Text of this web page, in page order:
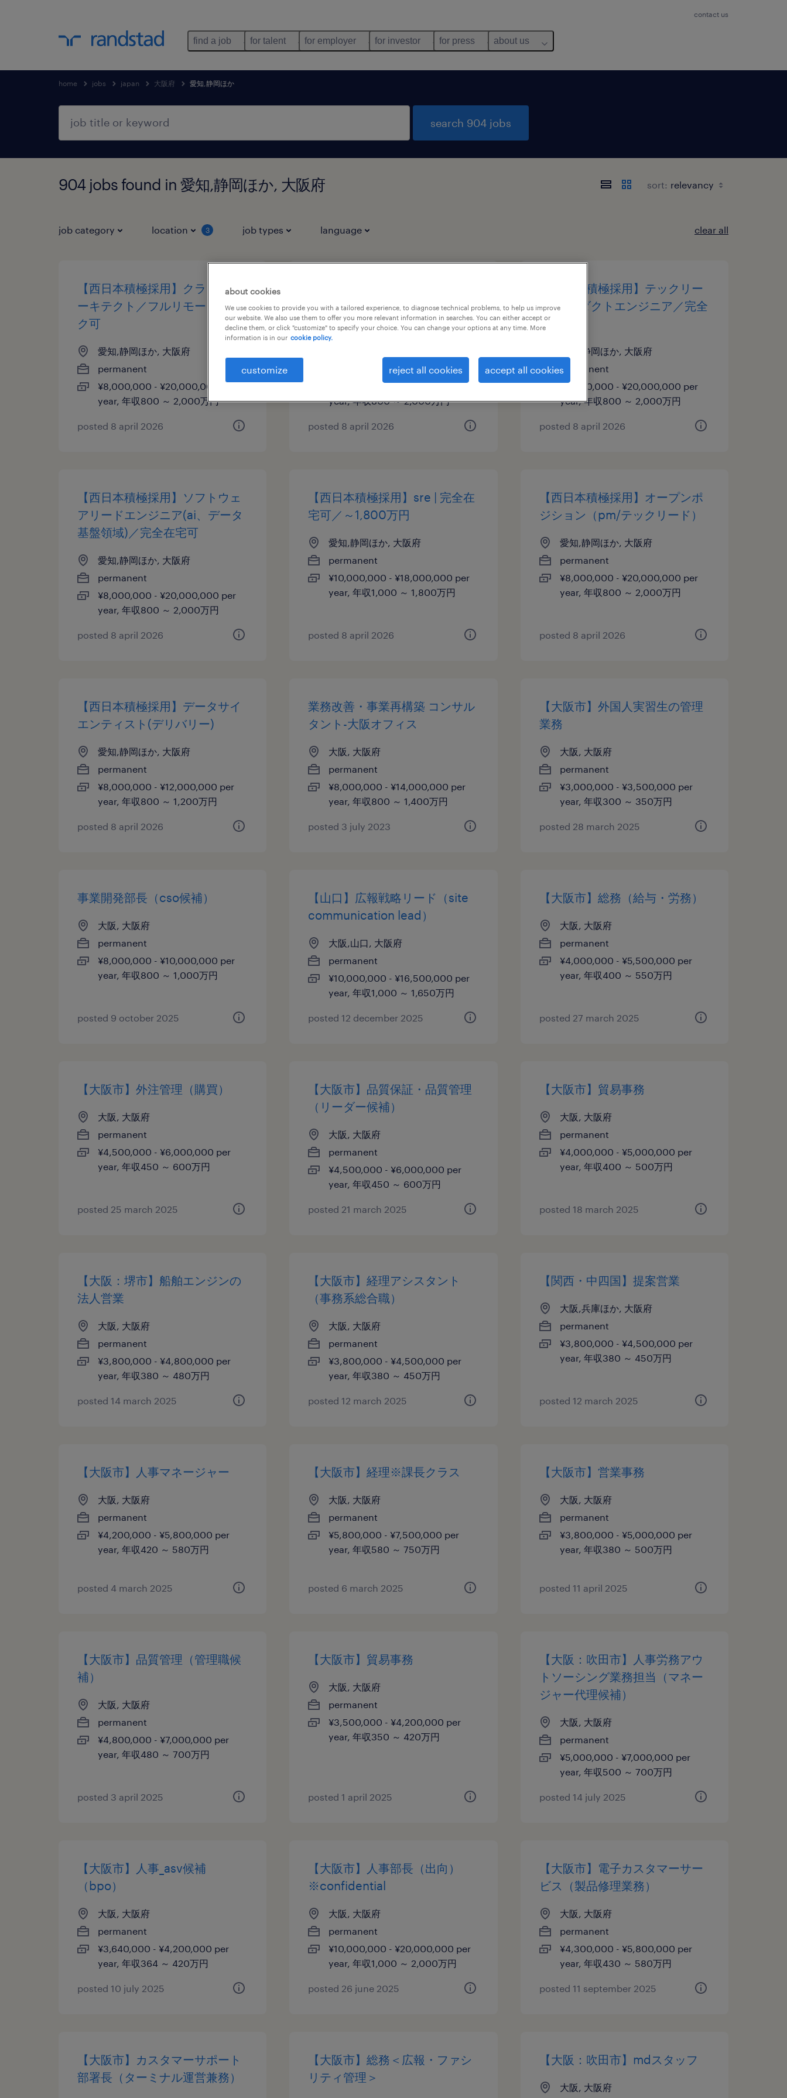
contact us
find a job for talent for employer for investor for press about us
home jobs japan 大阪府 愛知,静岡ほか
search 904 jobs
904 jobs found in 愛知,静岡ほか, 大阪府 sort:
job category location 3 job types language clear all
【西日本積極採用】クラウドア
ーキテクト／フルリモートワー
ク可
愛知,静岡ほか, 大阪府
permanent
¥8,000,000 - ¥20,000,000 per
year, 年収800 ～ 2,000万円
posted 8 april 2026
ータ基盤領域）／フルリモート
ワーク可
¥8,000,000 - ¥20,000,000 per
year, 年収800 ～ 2,000万円
posted 8 april 2026
【西日本積極採用】テックリー
ド/プロダクトエンジニア／完全
在宅可
愛知,静岡ほか, 大阪府
permanent
¥8,000,000 - ¥20,000,000 per
year, 年収800 ～ 2,000万円
posted 8 april 2026
【西日本積極採用】ソフトウェ
アリードエンジニア(ai、データ
基盤領域)／完全在宅可
愛知,静岡ほか, 大阪府
permanent
¥8,000,000 - ¥20,000,000 per
year, 年収800 ～ 2,000万円
posted 8 april 2026
【西日本積極採用】sre | 完全在
宅可／～1,800万円
愛知,静岡ほか, 大阪府
permanent
¥10,000,000 - ¥18,000,000 per
year, 年収1,000 ～ 1,800万円
posted 8 april 2026
【西日本積極採用】オープンポ
ジション（pm/テックリード）
愛知,静岡ほか, 大阪府
permanent
¥8,000,000 - ¥20,000,000 per
year, 年収800 ～ 2,000万円
posted 8 april 2026
【西日本積極採用】データサイ
エンティスト(デリバリー)
愛知,静岡ほか, 大阪府
permanent
¥8,000,000 - ¥12,000,000 per
year, 年収800 ～ 1,200万円
posted 8 april 2026
業務改善・事業再構築 コンサル
タント-大阪オフィス
大阪, 大阪府
permanent
¥8,000,000 - ¥14,000,000 per
year, 年収800 ～ 1,400万円
posted 3 july 2023
【大阪市】外国人実習生の管理
業務
大阪, 大阪府
permanent
¥3,000,000 - ¥3,500,000 per
year, 年収300 ～ 350万円
posted 28 march 2025
事業開発部長（cso候補）
大阪, 大阪府
permanent
¥8,000,000 - ¥10,000,000 per
year, 年収800 ～ 1,000万円
posted 9 october 2025
【山口】広報戦略リード（site
communication lead）
大阪,山口, 大阪府
permanent
¥10,000,000 - ¥16,500,000 per
year, 年収1,000 ～ 1,650万円
posted 12 december 2025
【大阪市】総務（給与・労務）
大阪, 大阪府
permanent
¥4,000,000 - ¥5,500,000 per
year, 年収400 ～ 550万円
posted 27 march 2025
【大阪市】外注管理（購買）
大阪, 大阪府
permanent
¥4,500,000 - ¥6,000,000 per
year, 年収450 ～ 600万円
posted 25 march 2025
【大阪市】品質保証・品質管理
（リーダー候補）
大阪, 大阪府
permanent
¥4,500,000 - ¥6,000,000 per
year, 年収450 ～ 600万円
posted 21 march 2025
【大阪市】貿易事務
大阪, 大阪府
permanent
¥4,000,000 - ¥5,000,000 per
year, 年収400 ～ 500万円
posted 18 march 2025
【大阪：堺市】船舶エンジンの
法人営業
大阪, 大阪府
permanent
¥3,800,000 - ¥4,800,000 per
year, 年収380 ～ 480万円
posted 14 march 2025
【大阪市】経理アシスタント
（事務系総合職）
大阪, 大阪府
permanent
¥3,800,000 - ¥4,500,000 per
year, 年収380 ～ 450万円
posted 12 march 2025
【関西・中四国】提案営業
大阪,兵庫ほか, 大阪府
permanent
¥3,800,000 - ¥4,500,000 per
year, 年収380 ～ 450万円
posted 12 march 2025
【大阪市】人事マネージャー
大阪, 大阪府
permanent
¥4,200,000 - ¥5,800,000 per
year, 年収420 ～ 580万円
posted 4 march 2025
【大阪市】経理※課長クラス
大阪, 大阪府
permanent
¥5,800,000 - ¥7,500,000 per
year, 年収580 ～ 750万円
posted 6 march 2025
【大阪市】営業事務
大阪, 大阪府
permanent
¥3,800,000 - ¥5,000,000 per
year, 年収380 ～ 500万円
posted 11 april 2025
【大阪市】品質管理（管理職候
補）
大阪, 大阪府
permanent
¥4,800,000 - ¥7,000,000 per
year, 年収480 ～ 700万円
posted 3 april 2025
【大阪市】貿易事務
大阪, 大阪府
permanent
¥3,500,000 - ¥4,200,000 per
year, 年収350 ～ 420万円
posted 1 april 2025
【大阪：吹田市】人事労務アウ
トソーシング業務担当（マネー
ジャー代理候補）
大阪, 大阪府
permanent
¥5,000,000 - ¥7,000,000 per
year, 年収500 ～ 700万円
posted 14 july 2025
【大阪市】人事_asv候補
（bpo）
大阪, 大阪府
permanent
¥3,640,000 - ¥4,200,000 per
year, 年収364 ～ 420万円
posted 10 july 2025
【大阪市】人事部長（出向）
※confidential
大阪, 大阪府
permanent
¥10,000,000 - ¥20,000,000 per
year, 年収1,000 ～ 2,000万円
posted 26 june 2025
【大阪市】電子カスタマーサー
ビス（製品修理業務）
大阪, 大阪府
permanent
¥4,300,000 - ¥5,800,000 per
year, 年収430 ～ 580万円
posted 11 september 2025
【大阪市】カスタマーサポート
部署長（ターミナル運営兼務）
【大阪市】総務＜広報・ファシ
リティ管理＞
【大阪：吹田市】mdスタッフ
大阪, 大阪府
about cookies
We use cookies to provide you with a tailored experience, to diagnose technical problems, to help us improve
our website. We also use them to offer you more relevant information in searches. You can either accept or
decline them, or click "customize" to specify your choice. You can change your options at any time. More
information is in our cookie policy.
customize reject all cookies accept all cookies